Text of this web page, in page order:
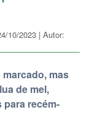
10/2023 | Autor:
mas
de mel,
recém-